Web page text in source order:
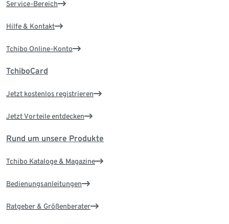
Service-Bereich
Hilfe & Kontakt
Tchibo Online-Konto
TchiboCard
Jetzt kostenlos registrieren
Jetzt Vorteile entdecken
Rund um unsere Produkte
Tchibo Kataloge & Magazine
Bedienungsanleitungen
Ratgeber & Größenberater